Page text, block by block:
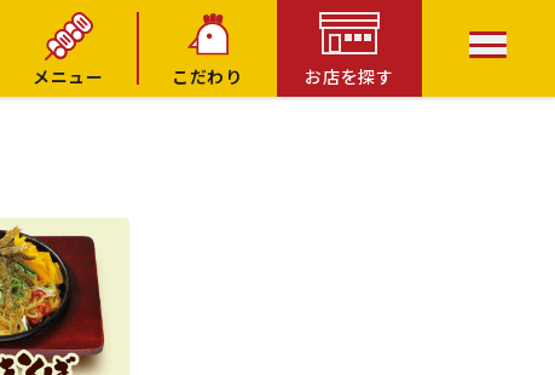
メニュー
こだわり お店を探す